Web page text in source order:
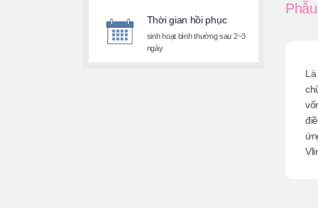
Thời gian hồi phục
sinh hoạt bình thường sau 2~3
ngày